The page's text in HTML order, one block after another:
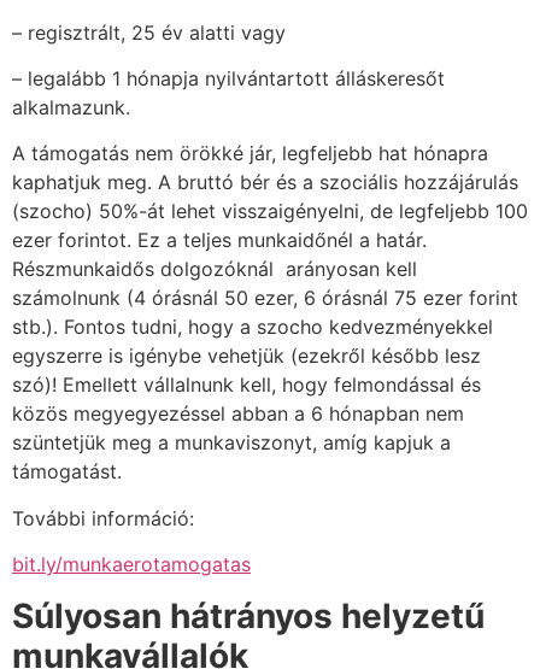
– regisztrált, 25 év alatti vagy
– legalább 1 hónapja nyilvántartott álláskeresőt
alkalmazunk.
A támogatás nem örökké jár, legfeljebb hat hónapra
kaphatjuk meg. A bruttó bér és a szociális hozzájárulás
(szocho) 50%-át lehet visszaigényelni, de legfeljebb 100
ezer forintot. Ez a teljes munkaidőnél a határ.
Részmunkaidős dolgozóknál arányosan kell
számolnunk (4 órásnál 50 ezer, 6 órásnál 75 ezer forint
stb.). Fontos tudni, hogy a szocho kedvezményekkel
egyszerre is igénybe vehetjük (ezekről később lesz
szó)! Emellett vállalnunk kell, hogy felmondással és
közös megyegyezéssel abban a 6 hónapban nem
szüntetjük meg a munkaviszonyt, amíg kapjuk a
támogatást.
További információ:
bit.ly/munkaerotamogatas
Súlyosan hátrányos helyzetű
munkavállalók